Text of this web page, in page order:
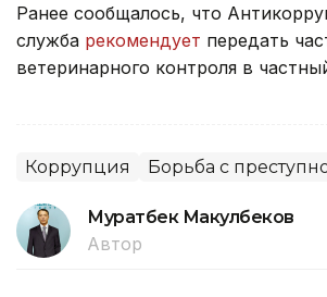
Ранее сообщалось, что
служба рекомендует передать
ветеринарного контроля в
Коррупция Борьба с
Муратбек Макулбеков
Автор